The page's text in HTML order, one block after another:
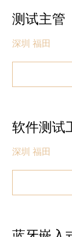
测试主管
深圳 福田
软件测试
深圳 福田